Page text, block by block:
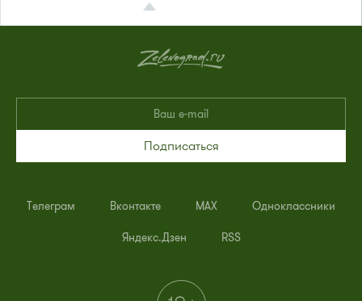
Подписаться
Телеграм Вконтакте MAX Одноклассники
Яндекс.Дзен RSS